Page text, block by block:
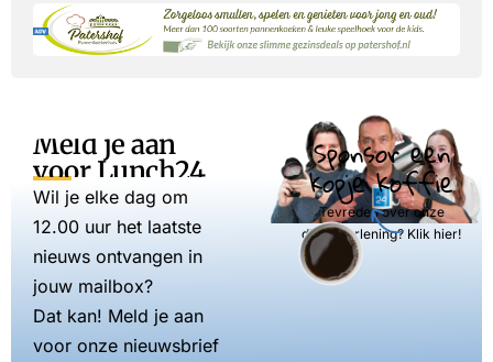
Meld je aan
voor Lunch24
Wil je elke dag om
12.00 uur het laatste
nieuws ontvangen in
jouw mailbox?
Dat kan! Meld je aan
voor onze nieuwsbrief
Sponsor een
kopje koffie
Tevreden over onze
dienstverlening? Klik hier!